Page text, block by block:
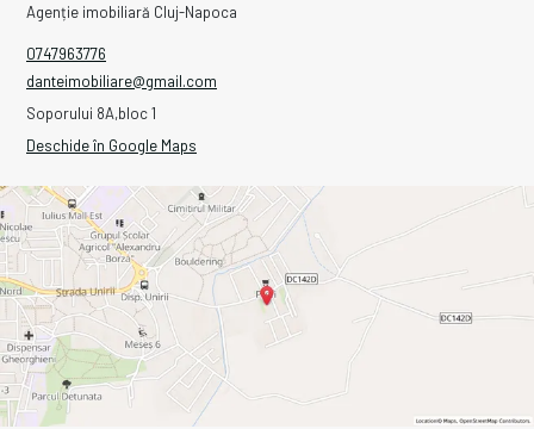
Agenție imobiliară Cluj-Napoca
0747963776
danteimobiliare@gmail.com
Soporului 8A,bloc 1
Deschide în Google Maps